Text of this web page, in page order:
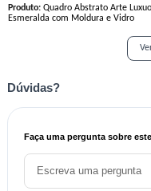
Produto:Quadro Abstrato Arte
Esmeralda com Moldura e Vidro
Dúvidas?
Faça uma pergunta sobre